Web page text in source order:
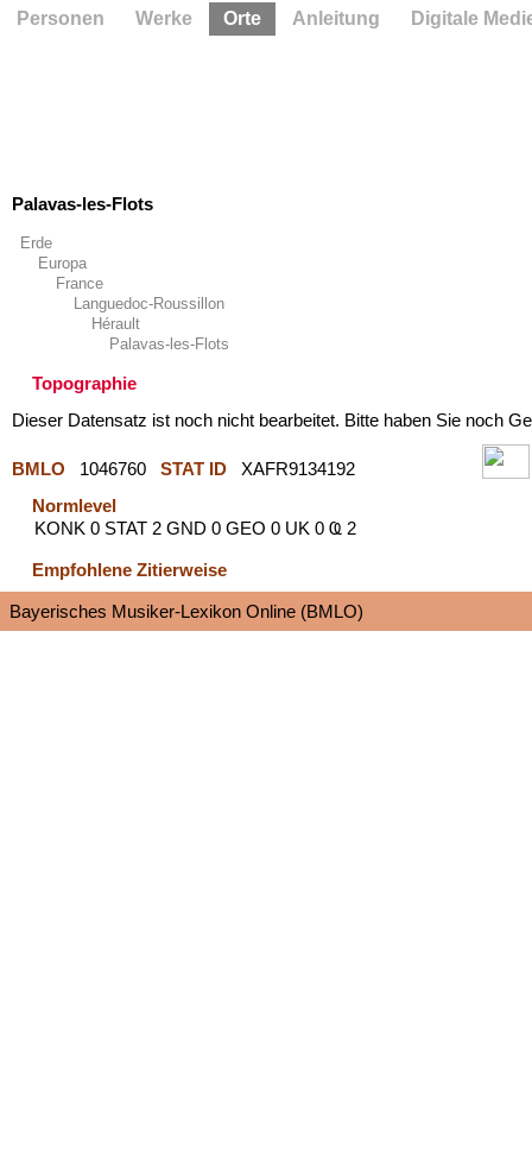
Palavas-les-Flots
Erde
Europa
France
Languedoc-Roussillon
Hérault
Palavas-les-Flots
Topographie
Dieser Datensatz ist noch nicht bearbeitet. Bitte haben Sie noch
BMLO 1046760 STAT ID
XAFR9134192
Normlevel
KONK 0 STAT 2 GND 0 GEO 0 UK 0 Ҩ 2
Empfohlene Zitierweise
Bayerisches Musiker-Lexikon Online (BMLO)
Personen Werke Orte Anleitung Digitale